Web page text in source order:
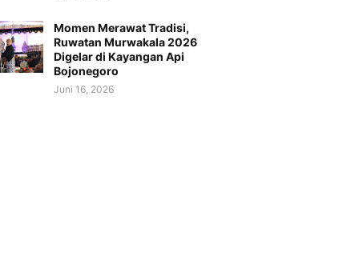
Momen Merawat Tradisi,
Ruwatan Murwakala 2026
Digelar di Kayangan Api
Bojonegoro
Juni 16, 2026